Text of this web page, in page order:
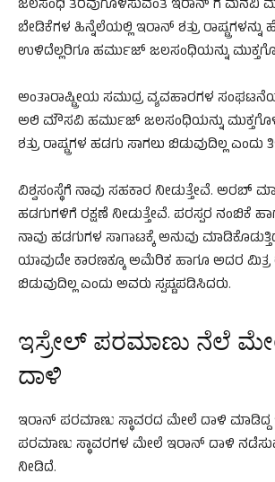
ಜಲಸಂಧಿ ತೆರವುಗೊಳಿಸುವಂತೆ ಇರಾನ್ ಗೆ ಮನವಿ
ಬೇಡಿಕೆಗಳ ಹಿನ್ನೆಲೆಯಲ್ಲಿ ಇರಾನ್ ಶತ್ರು
ಉಳಿದೆಲ್ಲರಿಗೂ ಹರ್ಮುಜ್ ಜಲಸಂಧಿಯನ್ನು
ಅಂತಾರಾಷ್ಟ್ರೀಯ ಸಮುದ್ರ ವ್ಯವಹಾರಗಳ
ಅಲಿ ಮೌಸವಿ ಹರ್ಮುಜ್ ಜಲಸಂಧಿಯನ್ನು
ಶತ್ರು ರಾಷ್ಟ್ರಗಳ ಹಡಗು ಸಾಗಲು ಬಿಡುವುದಿಲ್ಲ ಎಂದು
ವಿಶ್ವಸಂಸ್ಥೆಗೆ ನಾವು ಸಹಕಾರ ನೀಡುತ್ತೇವೆ. ಅರಬ್
ಹಡಗುಗಳಿಗೆ ರಕ್ಷಣೆ ನೀಡುತ್ತೇವೆ. ಪರಸ್ಪರ ನಂಬಿಕೆ
ನಾವು ಹಡಗುಗಳ ಸಾಗಾಟಕ್ಕೆ ಅನುವು
ಯಾವುದೇ ಕಾರಣಕ್ಕೂ ಅಮೆರಿಕ ಹಾಗೂ ಅದರ ಮಿತ್ರ
ಬಿಡುವುದಿಲ್ಲ ಎಂದು ಅವರು ಸ್ಪಷ್ಟಪಡಿಸಿದರು.
ಇಸ್ರೇಲ್‌ ಪರಮಾಣು ನೆಲೆ
ದಾಳಿ
ಇರಾನ್‌ ಪರಮಾಣು ಸ್ಥಾವರದ ಮೇಲೆ ದಾಳಿ ಮಾಡಿದ್ದ
ಪರಮಾಣು ಸ್ಥಾವರಗಳ ಮೇಲೆ ಇರಾನ್‌ ದಾಳಿ
ನೀಡಿದೆ.